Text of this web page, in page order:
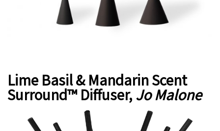
Lime Basil & Mandarin Scent
Surround™ Diffuser, Jo Malone